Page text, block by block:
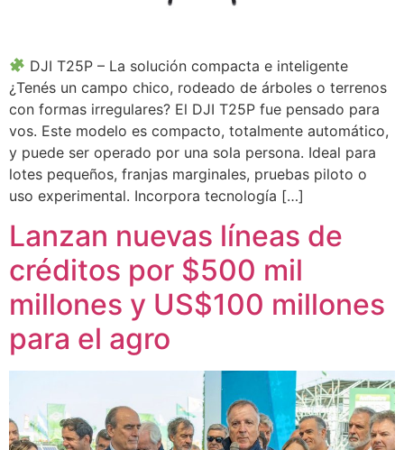
DJI T25P – La solución compacta e inteligente
¿Tenés un campo chico, rodeado de árboles o terrenos
con formas irregulares? El DJI T25P fue pensado para
vos. Este modelo es compacto, totalmente automático,
y puede ser operado por una sola persona. Ideal para
lotes pequeños, franjas marginales, pruebas piloto o
uso experimental. Incorpora tecnología […]
Lanzan nuevas líneas de
créditos por $500 mil
millones y US$100 millones
para el agro